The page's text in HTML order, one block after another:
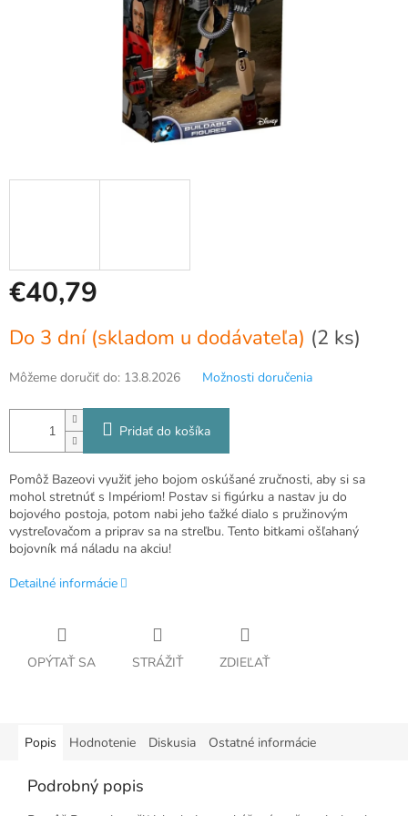
€40,79
cena:
Do 3 dní (skladom u dodávateľa) (2 ks)
Môžeme doručiť do: 13.8.2026 Možnosti doručenia
Pridať do košíka
Pomôž Bazeovi využiť jeho bojom oskúšané zručnosti, aby si sa
mohol stretnúť s Impériom! Postav si figúrku a nastav ju do
bojového postoja, potom nabi jeho ťažké dialo s pružinovým
vystreľovačom a priprav sa na streľbu. Tento bitkami ošľahaný
bojovník má náladu na akciu!
Detailné informácie
OPÝTAŤ SA STRÁŽIŤ ZDIEĽAŤ
Popis Hodnotenie Diskusia Ostatné informácie
Podrobný popis